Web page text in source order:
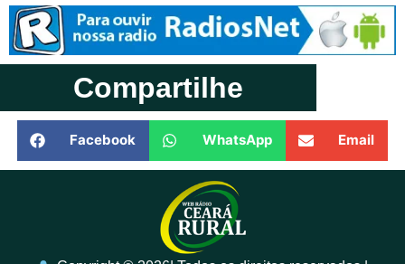
Compartilhe
Facebook WhatsApp Email